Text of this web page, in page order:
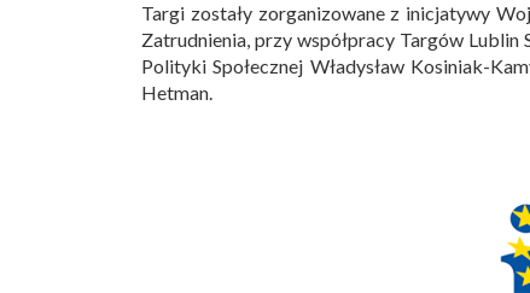
Targi zostały zorganizowane z inicjatywy
Zatrudnienia, przy współpracy Targów
Polityki Społecznej Władysław Kosiniak-
Hetman.